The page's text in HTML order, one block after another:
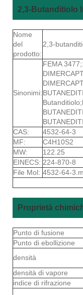
2,3-Butanditiolo
Nome
del
prodotto:
2,3-
Sinonimi:
FEMA
CAS:
4532-64-3
MF:
C4H10S2
MW:
122.25
EINECS: 224-870-8
File Mol: 4532-64-
Proprietà
Punto di fusione
Punto di ebollizione
densità
densità di vapore
indice di rifrazione